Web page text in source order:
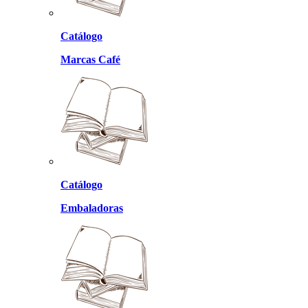
Catálogo
Marcas Café
Catálogo
Embaladoras